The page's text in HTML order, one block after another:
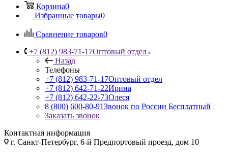
Корзина0
Избранные товары0
Сравнение товаров0
+7 (812) 983-71-17Оптовый отдел
Назад
Телефоны
+7 (812) 983-71-17Оптовый отдел
+7 (812) 642-71-22Ирина
+7 (812) 642-22-73Олеся
8 (800) 600-80-91Звонок по России Бесплатный
Заказать звонок
Контактная информация
г. Санкт-Петербург, 6-й Предпортовый проезд, дом 10